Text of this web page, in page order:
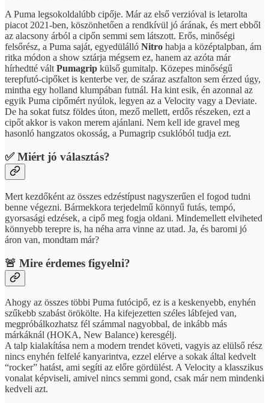
A Puma legsokoldalúbb cipője. Már az első verzióval is letarolta
piacot 2021-ben, köszönhetően a rendkívül jó árának, és mert ebből
az alacsony árból a cipőn semmi sem látszott. Erős, minőségi
felsőrész, a Puma saját, egyedülálló Nitro habja a középtalpban, ám
ritka módon a show sztárja mégsem ez, hanem az azóta már
hírhedtté vált Pumagrip külső gumitalp. Közepes minőségű
terepfutó-cipőket is kenterbe ver, de száraz aszfalton sem érzed úgy,
mintha egy holland klumpában futnál. Ha kint esik, én azonnal az
egyik Puma cipőmért nyúlok, legyen az a Velocity vagy a Deviate.
De ha sokat futsz földes úton, mező mellett, erdős részeken, ezt a
cipőt akkor is vakon merem ajánlani. Nem kell ide gravel meg
hasonló hangzatos okosság, a Pumagrip csuklóból tudja ezt.
✅ Miért jó választás?
Mert kezdőként az összes edzéstípust nagyszerűen el fogod tudni
benne végezni. Bármekkora terjedelmű könnyű futás, tempó,
gyorsasági edzések, a cipő meg fogja oldani. Mindemellett elviheted
könnyebb terepre is, ha néha arra vinne az utad. Ja, és baromi jó
áron van, mondtam már?
🚨 Mire érdemes figyelni?
Ahogy az összes többi Puma futócipő, ez is a keskenyebb, enyhén
szűkebb szabást örökölte. Ha kifejezetten széles lábfejed van,
megpróbálkozhatsz fél számmal nagyobbal, de inkább más
márkáknál (HOKA, New Balance) keresgélj.
A talp kialakítása nem a modern trendet követi, vagyis az elülső rész
nincs enyhén felfelé kanyarintva, ezzel elérve a sokak által kedvelt
“rocker” hatást, ami segíti az előre gördülést. A Velocity a klasszikus
vonalat képviseli, amivel nincs semmi gond, csak már nem mindenki
kedveli azt.